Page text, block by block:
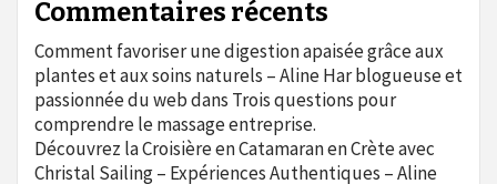
Commentaires récents
Comment favoriser une digestion apaisée grâce aux
plantes et aux soins naturels – Aline Har blogueuse et
passionnée du webdans Trois questions pour
comprendre le massage entreprise.
Découvrez la Croisière en Catamaran en Crète avec
Christal Sailing – Expériences Authentiques – Aline